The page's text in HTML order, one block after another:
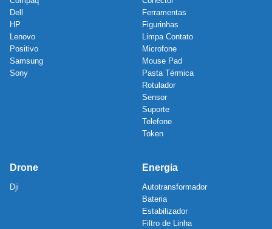
Dell
HP
Lenovo
Positivo
Samsung
Sony
Ferramentas
Figurinhas
Limpa Contato
Microfone
Mouse Pad
Pasta Térmica
Rotulador
Sensor
Suporte
Telefone
Token
Drone
Dji
Energia
Autotransformador
Bateria
Estabilizador
Filtro de Linha